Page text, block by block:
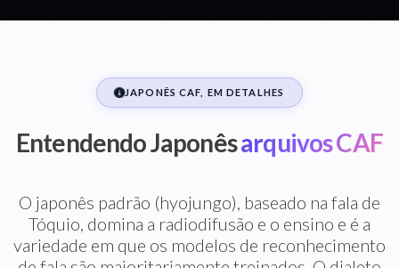
JAPONÊS CAF, EM DETALHES
Entendendo Japonêsarquivos CAF
O japonês padrão (hyojungo), baseado na fala de
Tóquio, domina a radiodifusão e o ensino e é a
variedade em que os modelos de reconhecimento